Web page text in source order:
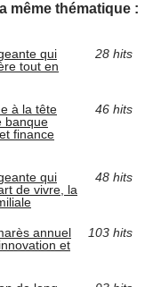
même thématique :
qui
tout en
28 hits
à la tête
banque
finance
46 hits
qui
de vivre, la
48 hits
annuel
et
103 hits